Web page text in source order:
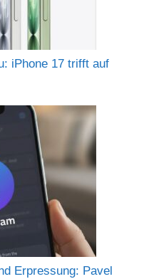
iPhone 17 trifft auf
Erpressung: Pavel